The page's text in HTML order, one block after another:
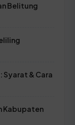
Belitung
Syarat & Cara
Kabupaten